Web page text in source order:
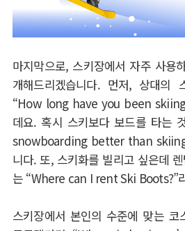
마지막으로, 스키장에서 자주 사용
개해드리겠습니다. 먼저, 상대의
“How long have you been
데요.혹시 스키보다 보드를 타는
snowboarding better than
니다.또, 스키화를 빌리고 싶은데
는 “Where can I rent Ski Boots?”
스키장에서 본인의 수준에 맞는